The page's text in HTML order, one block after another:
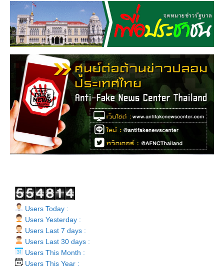
Users Today :
Users Yesterday :
Users Last 7 days :
Users Last 30 days :
Users This Month :
Users This Year :